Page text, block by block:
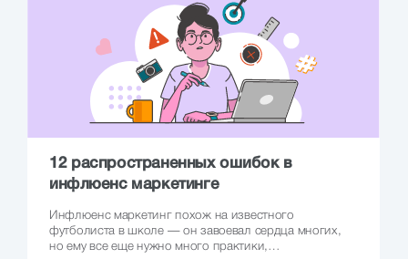
12 распространенных ошибок в
инфлюенс маркетинге
Инфлюенс маркетинг похож на известного
футболиста в школе — он завоевал сердца многих,
но ему все еще нужно много практики,…